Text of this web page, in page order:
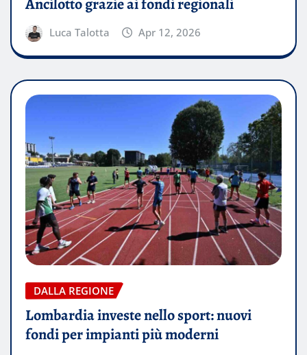
Luca Talotta Apr 12, 2026
DALLA REGIONE
Lombardia investe nello sport: nuovi
fondi per impianti più moderni